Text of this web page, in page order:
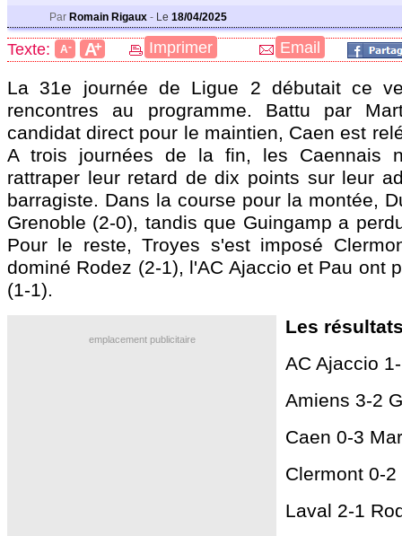
Par Romain Rigaux - Le 18/04/2025
Texte: A- A+ Imprimer Email
La 31e journée de Ligue 2 débutait ce
rencontres au programme. Battu par
candidat direct pour le maintien, Caen est
A trois journées de la fin, les Caennais
rattraper leur retard de dix points sur leur
barragiste. Dans la course pour la montée,
Grenoble (2-0), tandis que Guingamp a
Pour le reste, Troyes s'est imposé
dominé Rodez (2-1), l'AC Ajaccio et Pau ont
(1-1).
emplacement publicitaire
Les
AC Ajaccio
Amiens 3-2
Caen 0-3
Clermont 0-2
Laval 2-1